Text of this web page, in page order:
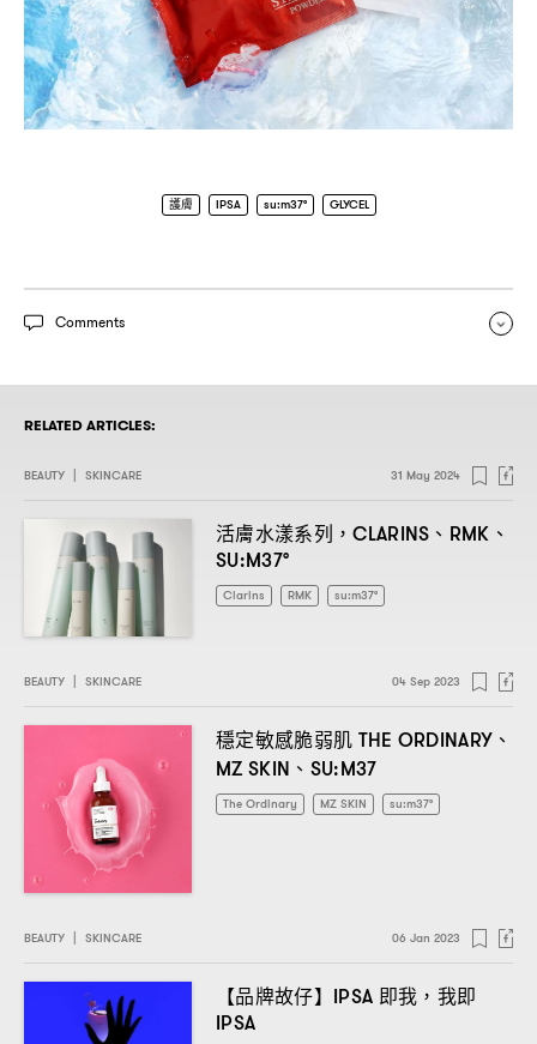
護膚 IPSA su:m37° GLYCEL
Comments
RELATED ARTICLES:
BEAUTY SKINCARE 31 May 2024
活膚水漾系列 ，CLARINS 、 RMK 、
SU:M37°
Clarins RMK su:m37°
BEAUTY SKINCARE 04 Sep 2023
穩定敏感脆弱肌 THE ORDINARY 、
MZ SKIN 、 SU:M37
The Ordinary MZ SKIN su:m37°
BEAUTY SKINCARE 06 Jan 2023
【品牌故仔】 IPSA 即我 ， 我即
IPSA